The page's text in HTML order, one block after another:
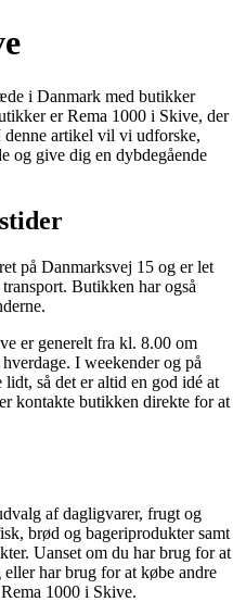
i Danmark med butikker
er Rema 1000 i Skive, der
denne artikel vil vi udforske,
og give dig en dybdegående
på Danmarksvej 15 og er let
Butikken har også
er generelt fra kl. 8.00 om
I weekender og på
så det er altid en god idé at
kontakte butikken direkte for at
af dagligvarer, frugt og
brød og bageriprodukter samt
Uanset om du har brug for at
har brug for at købe andre
1000 i Skive.